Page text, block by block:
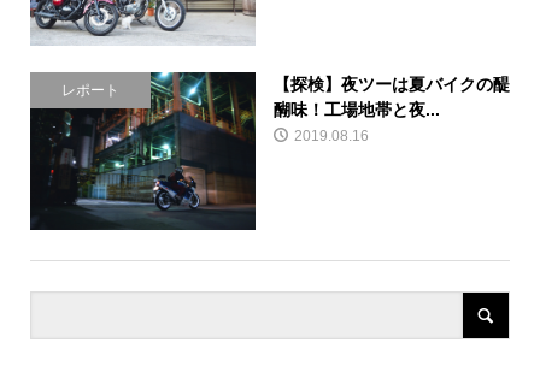
レポート
【探検】夜ツーは夏バイクの醍
醐味！工場地帯と夜...
2019.08.16